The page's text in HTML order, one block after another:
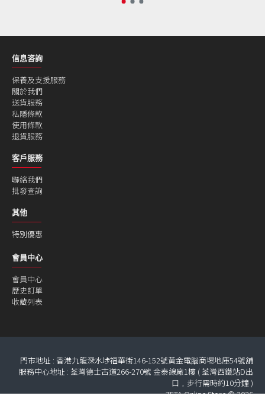
信息咨詢
保養及支援服務
關於我們
送貨服務
私隱條款
使用條款
退貨服務
客戶服務
聯絡我們
批發查詢
其他
特別優惠
會員中心
會員中心
歷史訂單
收藏列表
門市地址 : 香港九龍深水埗福華街146-152號黃金電腦商埸地庫54號舖
服務中心地址 : 荃灣德士古道266-270號 金泰線廠1樓 ( 荃灣西鐵站D出
口﹐步行需時約10分鐘 )
ZETA Online Store © 2026